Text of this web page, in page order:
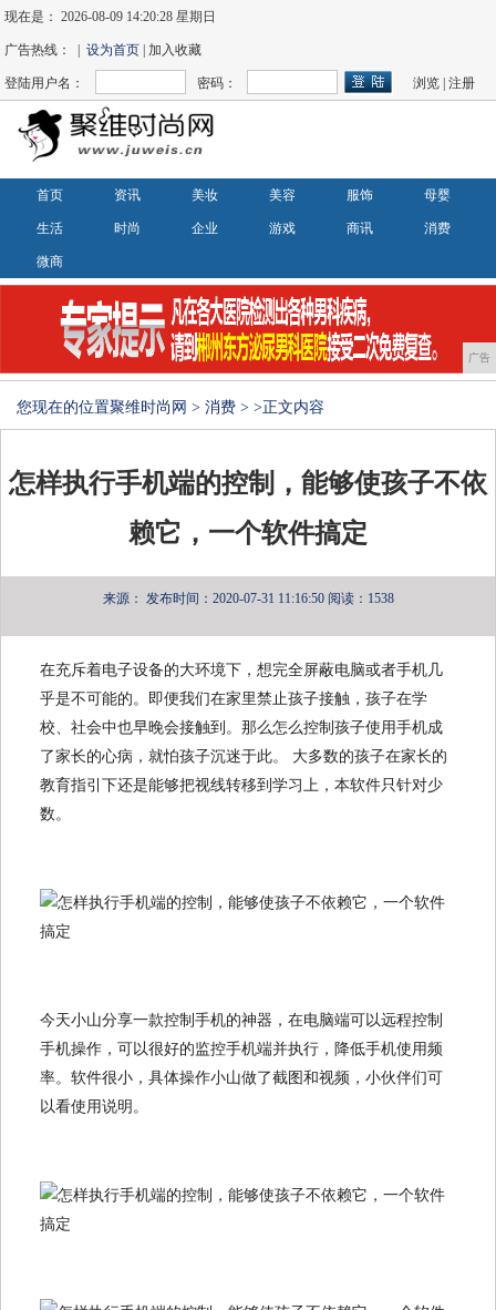
现在是：2026-08-09 14:20:29 星期日
广告热线： |设为首页 | 加入收藏
登陆用户名： 密码： 浏览 |注册
首页 资讯 美妆 美容 服饰 母婴
生活 时尚 企业 游戏 商讯 消费
微商
广告
您现在的位置聚维时尚网 > 消费 > >正文内容
怎样执行手机端的控制，能够使孩子不依
赖它，一个软件搞定
来源： 发布时间：2020-07-31 11:16:50 阅读：1538
在充斥着电子设备的大环境下，想完全屏蔽电脑或者手机几
乎是不可能的。即便我们在家里禁止孩子接触，孩子在学
校、社会中也早晚会接触到。那么怎么控制孩子使用手机成
了家长的心病，就怕孩子沉迷于此。 大多数的孩子在家长的
教育指引下还是能够把视线转移到学习上，本软件只针对少
数。
今天小山分享一款控制手机的神器，在电脑端可以远程控制
手机操作，可以很好的监控手机端并执行，降低手机使用频
率。软件很小，具体操作小山做了截图和视频，小伙伴们可
以看使用说明。